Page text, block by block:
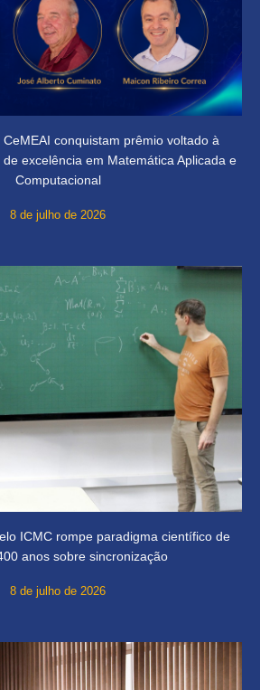
conquistam prêmio voltado à
excelência em Matemática Aplicada e
Computacional
8 de julho de 2026
ICMC rompe paradigma científico de
anos sobre sincronização
8 de julho de 2026